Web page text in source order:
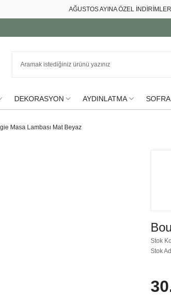
AĞUSTOS AYINA ÖZEL İNDİRİMLER
DEKORASYON AYDINLATMA
Masa Lambası Mat Beyaz
Stok
Stok